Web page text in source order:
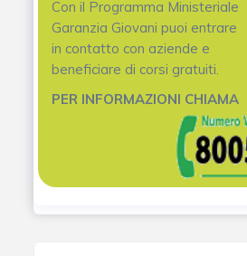
Con il Programma Ministeriale
Garanzia Giovani puoi entrare
in contatto con aziende e
beneficiare di corsi gratuiti.
PER INFORMAZIONI CHIAMA